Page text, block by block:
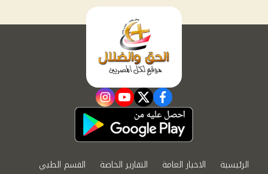
facebook
twitter
youtube
instagram
الرئيسية الاخبار العامة التقارير الخاصة القسم الطبي